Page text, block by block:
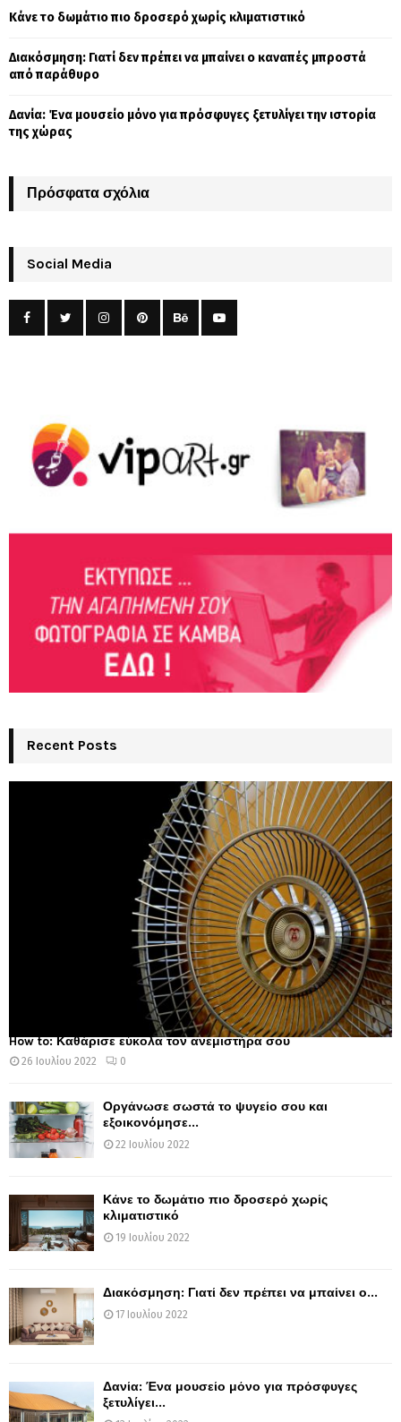
Κάνε το δωμάτιο πιο δροσερό χωρίς κλιματιστικό
Διακόσμηση: Γιατί δεν πρέπει να μπαίνει ο καναπές μπροστά
από παράθυρο
Δανία: Ένα μουσείο μόνο για πρόσφυγες ξετυλίγει την ιστορία
της χώρας
Πρόσφατα σχόλια
Social Media
Recent Posts
How to: Καθάρισε εύκολα τον ανεμιστήρα σου
26 Ιουλίου 2022 0
Οργάνωσε σωστά το ψυγείο σου και
εξοικονόμησε...
22 Ιουλίου 2022
Κάνε το δωμάτιο πιο δροσερό χωρίς
κλιματιστικό
19 Ιουλίου 2022
Διακόσμηση: Γιατί δεν πρέπει να μπαίνει ο...
17 Ιουλίου 2022
Δανία: Ένα μουσείο μόνο για πρόσφυγες
ξετυλίγει...